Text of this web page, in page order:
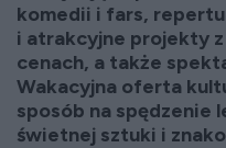
komedii i fars,
i atrakcyjne projekty
cenach, a także
Wakacyjna oferta
sposób na
świetnej sztuki i